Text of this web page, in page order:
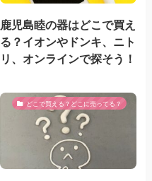
鹿児島睦の器はどこで買え
る？イオンやドンキ、ニト
リ、オンラインで探そう！
どこで買える？どこに売ってる？